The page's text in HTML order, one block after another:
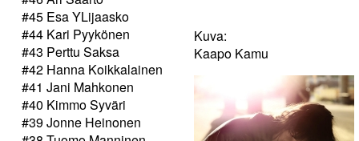
#45 Esa YLijaasko
#44 Kari Pyykönen
#43 Perttu Saksa
#42 Hanna Koikkalainen
#41 Jani Mahkonen
#40 Kimmo Syväri
#39 Jonne Heinonen
Kuva:
Kaapo Kamu